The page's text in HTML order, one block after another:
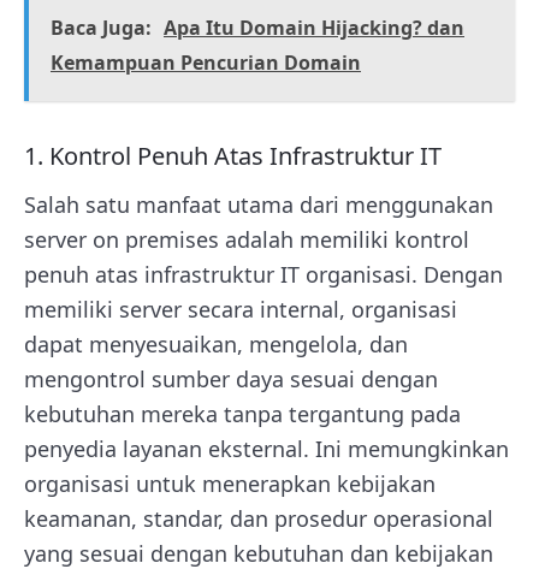
Baca Juga: Apa Itu Domain Hijacking? dan
Kemampuan Pencurian Domain
1. Kontrol Penuh Atas Infrastruktur IT
Salah satu manfaat utama dari menggunakan
server on premises adalah memiliki kontrol
penuh atas infrastruktur IT organisasi. Dengan
memiliki server secara internal, organisasi
dapat menyesuaikan, mengelola, dan
mengontrol sumber daya sesuai dengan
kebutuhan mereka tanpa tergantung pada
penyedia layanan eksternal. Ini memungkinkan
organisasi untuk menerapkan kebijakan
keamanan, standar, dan prosedur operasional
yang sesuai dengan kebutuhan dan kebijakan